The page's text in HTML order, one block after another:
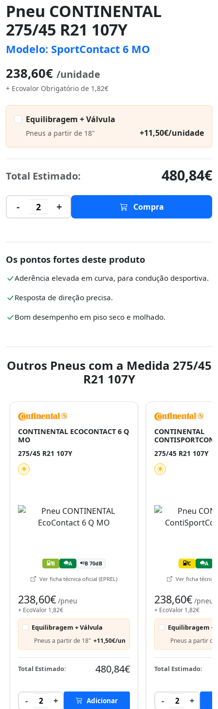
Pneu CONTINENTAL
275/45 R21 107Y
Modelo: SportContact 6 MO
238,60€ /unidade
+ Ecovalor Obrigatório de 1,82€
Equilibragem + Válvula
Pneus a partir de 18" +11,50€/unidade
Total Estimado: 480,84€
- 2 + Compra
Os pontos fortes deste produto
Aderência elevada em curva, para condução desportiva.
Resposta de direção precisa.
Bom desempenho em piso seco e molhado.
Outros Pneus com a Medida 275/45
R21 107Y
CONTINENTAL ECOCONTACT 6 Q
MO
275/45 R21 107Y
B A B 70dB
Ver ficha técnica oficial (EPREL)
238,60€ /pneu
+ EcoValor 1,82€
Equilibragem + Válvula
Pneus a partir de 18" +11,50€/un
Total Estimado: 480,84€
- 2 + Adicionar
CONTINENTAL
275/45 R21 107Y
C A
Ver ficha técnica
238,60€ /pneu
+ EcoValor 1,82€
Equilibragem +
Pneus a partir
Total Estimado:
- 2 +